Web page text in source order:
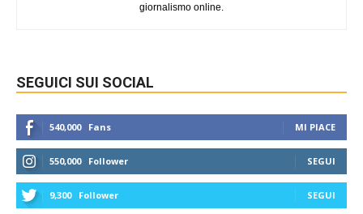
giornalismo online.
SEGUICI SUI SOCIAL
540,000 Fans MI PIACE
550,000 Follower SEGUI
9,300 Follower SEGUI